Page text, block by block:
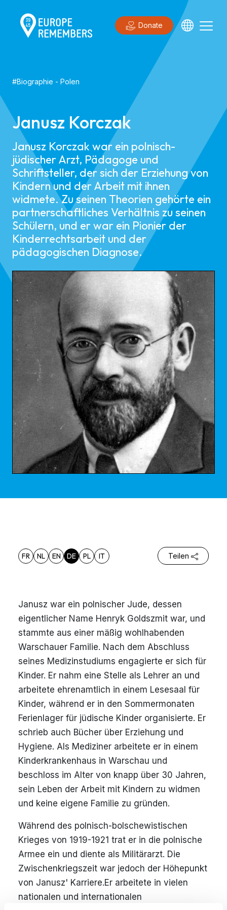
Donate
#Biographie - Polen
Janusz Korczak
Janusz Korczak war ein polnisch-
jüdischer Arzt, Pädagoge und
Schriftsteller, der sich der Erziehung von
Kindern und der Arbeit mit ihnen
widmete. Zu seinen Theorien gehörte ein
partnerschaftliches Verhältnis zu seinen
Schülern, und er war ein Pionier der
Kinderrechtsarbeit und der
pädagogischen Diagnose.
FR NL EN DE PL IT Teilen
Janusz war ein polnischer Jude, dessen
eigentlicher Name Henryk Goldszmit war, und
stammte aus einer mäßig wohlhabenden
Warschauer Familie. Nach dem Abschluss
seines Medizinstudiums engagierte er sich für
Kinder. Er nahm eine Stelle als Lehrer an und
arbeitete ehrenamtlich in einem Lesesaal für
Kinder, während er in den Sommermonaten
Ferienlager für jüdische Kinder organisierte. Er
schrieb auch Bücher über Erziehung und
Hygiene. Als Mediziner arbeitete er in einem
Kinderkrankenhaus in Warschau und
beschloss im Alter von knapp über 30 Jahren,
sein Leben der Arbeit mit Kindern zu widmen
und keine eigene Familie zu gründen.
Während des polnisch-bolschewistischen
Krieges von 1919-1921 trat er in die polnische
Armee ein und diente als Militärarzt. Die
Zwischenkriegszeit war jedoch der Höhepunkt
von Janusz' Karriere.Er arbeitete in vielen
nationalen und internationalen